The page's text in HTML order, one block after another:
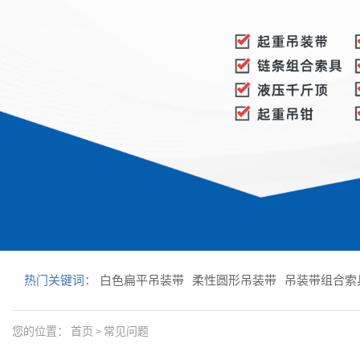
热门关键词： 白色扁平吊装带 柔性圆形吊装带 吊装带组合索
您的位置： 首页 > 常见问题